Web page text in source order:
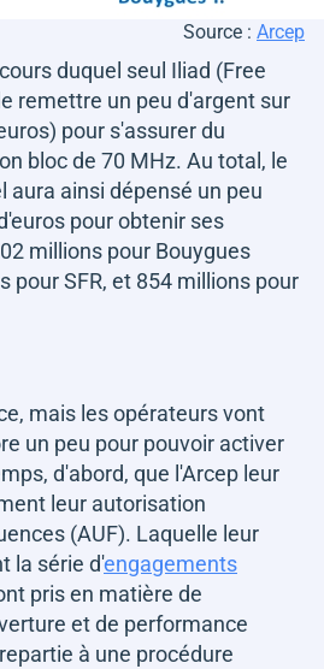
Source : Arcep
duquel seul Iliad (Free
remettre un peu d'argent sur
pour s'assurer du
bloc de 70 MHz. Au total, le
aura ainsi dépensé un peu
pour obtenir ses
millions pour Bouygues
pour SFR, et 854 millions pour
mais les opérateurs vont
un peu pour pouvoir activer
d'abord, que l'Arcep leur
leur autorisation
(AUF). Laquelle leur
la série d'engagements
pris en matière de
et de performance
à une procédure